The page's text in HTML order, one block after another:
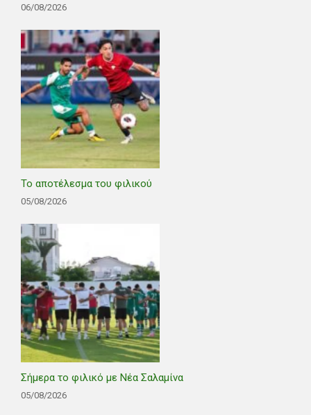
06/08/2026
Το αποτέλεσμα του φιλικού
05/08/2026
Σήμερα το φιλικό με Νέα Σαλαμίνα
05/08/2026